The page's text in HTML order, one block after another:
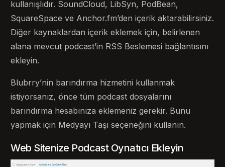
kullanışlıdır. SoundCloud, LibSyn, PodBean,
SquareSpace ve Anchor.fm’den içerik aktarabilirsiniz.
Diğer kaynaklardan içerik eklemek için, belirlenen
alana mevcut podcast’in RSS Beslemesi bağlantısını
ekleyin.
Blubrry’nin barındırma hizmetini kullanmak
istiyorsanız, önce tüm podcast dosyalarını
barındırma hesabınıza eklemeniz gerekir. Bunu
yapmak için Medyayı Taşı seçeneğini kullanın.
Web Sitenize Podcast Oynatıcı Ekleyin